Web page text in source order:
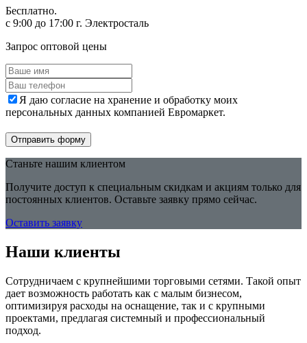
Бесплатно.
с 9:00 до 17:00 г. Электросталь
Запрос оптовой цены
Я даю согласие на хранение и обработку моих
персональных данных компанией Евромаркет.
Отправить форму
Станьте нашим клиентом
Получите доступ к специальным скидкам и акциям только для
постоянных клиентов. Оставьте заявку прямо сейчас.
Оставить заявку
Наши клиенты
Сотрудничаем с крупнейшими торговыми сетями. Такой опыт
дает возможность работать как с малым бизнесом,
оптимизируя расходы на оснащение, так и с крупными
проектами, предлагая системный и профессиональный
подход.